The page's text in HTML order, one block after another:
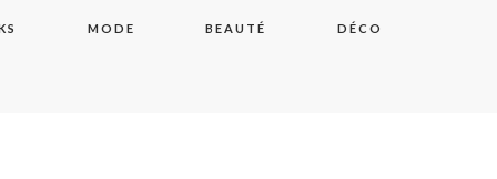
MODE BEAUTÉ DÉCO